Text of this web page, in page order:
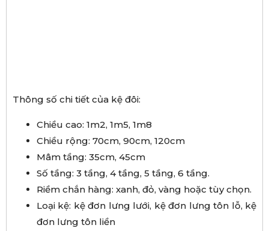
Thông số chi tiết của kệ đôi:
Chiều cao: 1m2, 1m5, 1m8
Chiều rộng: 70cm, 90cm, 120cm
Mâm tầng: 35cm, 45cm
Số tầng: 3 tầng, 4 tầng, 5 tầng, 6 tầng.
Riềm chắn hàng: xanh, đỏ, vàng hoặc tùy chọn.
Loại kệ: kệ đơn lưng lưới, kệ đơn lưng tôn lỗ, kệ
đơn lưng tôn liền